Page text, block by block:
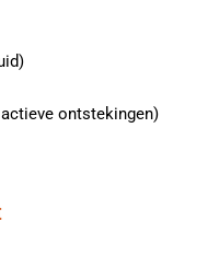
ontstekingen)